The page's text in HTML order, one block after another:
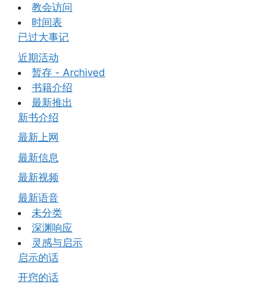
教会访问
时间表
已过大事记
近期活动
暂存 - Archived
书籍介绍
最新推出
新书介绍
最新上网
最新信息
最新视频
最新语音
未分类
深渊响应
灵感与启示
启示的话
开窍的话